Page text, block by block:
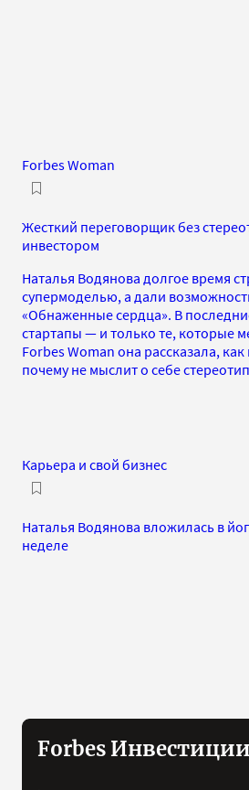
Forbes Woman
Жесткий переговорщик без
инвестором
Наталья Водянова долгое время
супермоделью, а дали
«Обнаженные сердца». В
стартапы — и только те, которые
Forbes Woman она рассказала,
почему не мыслит о себе
Карьера и свой бизнес
Наталья Водянова вложилась в
неделе
Forbes Инвестиции